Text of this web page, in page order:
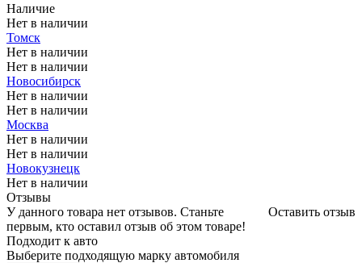
Наличие
Нет в наличии
Томск
Нет в наличии
Нет в наличии
Новосибирск
Нет в наличии
Нет в наличии
Москва
Нет в наличии
Нет в наличии
Новокузнецк
Нет в наличии
Отзывы
Оставить отзыв
У данного товара нет отзывов. Станьте
первым, кто оставил отзыв об этом товаре!
Подходит к авто
Выберите подходящую марку автомобиля